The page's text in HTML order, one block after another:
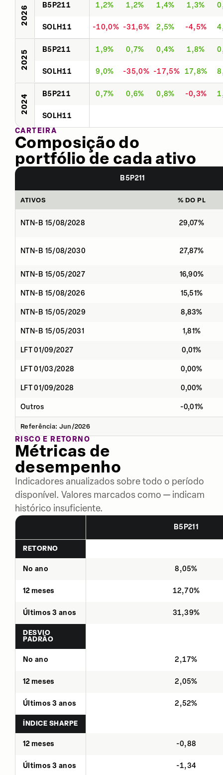
2026 B5P211 1,2% 1,2% 1,4% 1,3%
SOLH11 -10,0% -31,6% 2,5% -4,5%
2025 B5P211 1,9% 0,7% 0,4% 1,8%
SOLH11 9,0% -35,0% -17,5% 17,8%
2024 B5P211 0,7% 0,6% 0,8% -0,3%
SOLH11
CARTEIRA
Composição do
portfólio de cada ativo
B5P211
ATIVOS % DO PL
NTN-B 15/08/2028 29,07%
NTN-B 15/08/2030 27,87%
NTN-B 15/05/2027 16,90%
NTN-B 15/08/2026 15,51%
NTN-B 15/05/2029 8,83%
NTN-B 15/05/2031 1,81%
LFT 01/09/2027 0,01%
LFT 01/03/2028 0,00%
LFT 01/09/2028 0,00%
Outros -0,01%
Referência: Jun/2026
RISCO E RETORNO
Métricas de
desempenho
Indicadores anualizados sobre todo o período
disponível. Valores marcados como — indicam
histórico insuficiente.
B5P211
RETORNO
No ano 8,05%
12 meses 12,70%
Últimos 3 anos 31,39%
DESVIO
PADRÃO
No ano 2,17%
12 meses 2,05%
Últimos 3 anos 2,52%
ÍNDICE SHARPE
12 meses -0,88
Últimos 3 anos -1,34